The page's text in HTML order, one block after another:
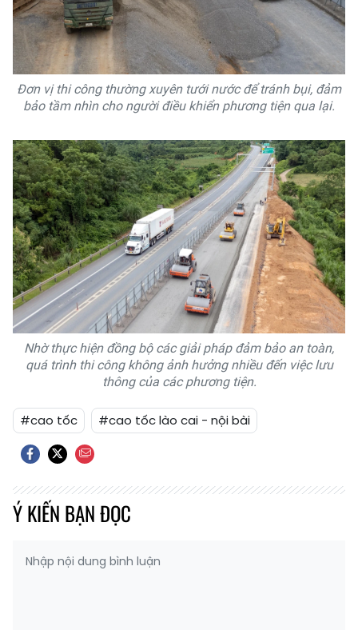
Đơn vị thi công thường xuyên tưới nước để tránh bụi, đảm
bảo tầm nhìn cho người điều khiển phương tiện qua lại.
Nhờ thực hiện đồng bộ các giải pháp đảm bảo an toàn,
quá trình thi công không ảnh hưởng nhiều đến việc lưu
thông của các phương tiện.
#cao tốc #cao tốc lào cai - nội bài
Ý KIẾN BẠN ĐỌC